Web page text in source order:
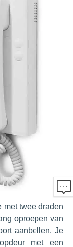
met twee draden
oproepen van
aanbellen. Je
met een